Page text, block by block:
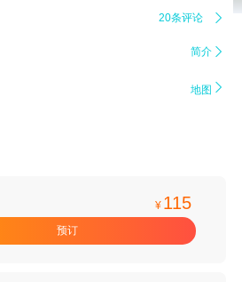
20条评论 
简介 
地图 
¥ 115
预订